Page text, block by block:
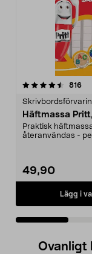
816
Häftmassa
Praktisk
återanvändas -
49,90
Lägg i
5.0 av 5
Ovanligt